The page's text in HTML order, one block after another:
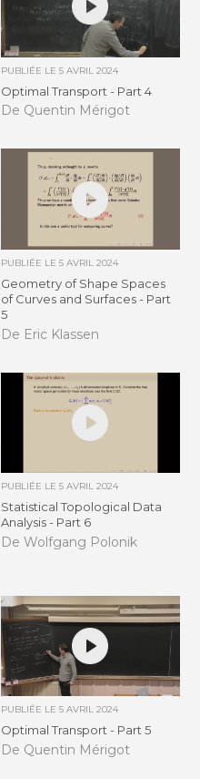
PUBLIÉE LE 5 AVRIL 2024
Optimal Transport - Part 4
De Quentin Mérigot
PUBLIÉE LE 5 AVRIL 2024
Geometry of Shape Spaces
of Curves and Surfaces - Part
5
De Eric Klassen
PUBLIÉE LE 5 AVRIL 2024
Statistical Topological Data
Analysis - Part 6
De Wolfgang Polonik
PUBLIÉE LE 5 AVRIL 2024
Optimal Transport - Part 5
De Quentin Mérigot